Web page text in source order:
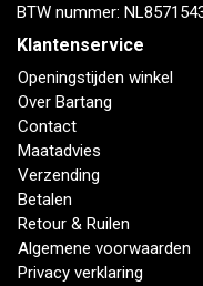
BTW nummer:
Klantenservice
Openingstijden winkel
Over Bartang
Contact
Maatadvies
Verzending
Betalen
Retour & Ruilen
Algemene voorwaarden
Privacy verklaring